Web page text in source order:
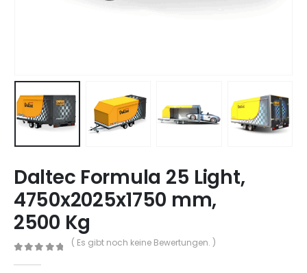
Daltec Formula 25 Light,
4750x2025x1750 mm,
2500 Kg
( Es gibt noch keine Bewertungen. )